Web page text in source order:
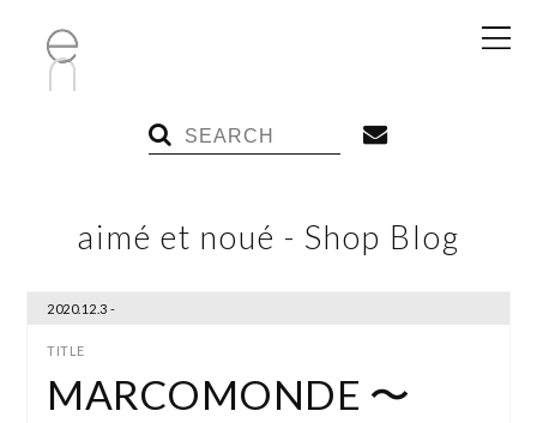
aimé et noué - Shop Blog
2020.12.3 -
MARCOMONDE 〜